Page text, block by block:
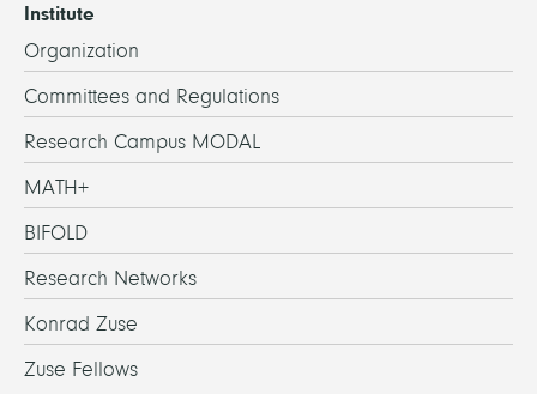
Institute
Organization
Committees and Regulations
Research Campus MODAL
MATH+
BIFOLD
Research Networks
Konrad Zuse
Zuse Fellows